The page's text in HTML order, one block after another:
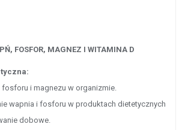
FOSFOR, MAGNEZ I WITAMINA D
fosforu i magnezu w organizmie.
wapnia i fosforu w produktach dietetycznych
dobowe.